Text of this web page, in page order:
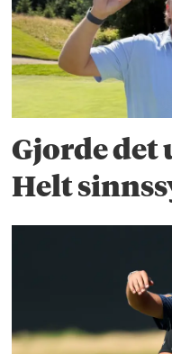
Gjorde det
Helt